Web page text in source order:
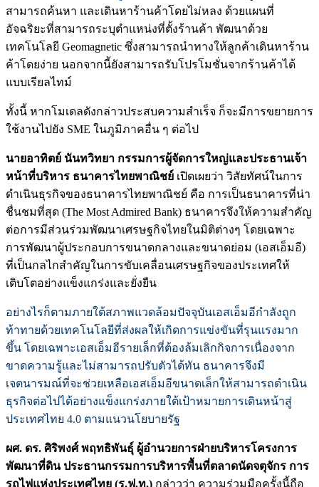
สามารถค้นหา และเดินหาร้านค้าโดยไม่หลง ด้วยแผนที่
อัจฉริยะที่สามารถระบุตำแหน่งที่ตั้งร้านค้า พัฒนาด้วย
เทคโนโลยี Geomagnetic ซึ่งสามารถนำทางให้ลูกค้าเดินหาร้าน
ค้าโดยง่าย นอกจากนี้ยังสามารถรับโปรโมชั่นจากร้านค้าได้
แบบเรียลไทม์
ทั้งนี้ หากโมเดลดังกล่าวประสบความสำเร็จ ก็จะมีการขยายการ
ใช้งานไปยัง SME ในภูมิภาคอื่น ๆ ต่อไป
นายอาทิตย์ นันทวิทยา กรรมการผู้จัดการใหญ่และประธานเจ้า
หน้าที่บริหาร ธนาคารไทยพาณิชย์ เปิดเผยว่า วิสัยทัศน์ในการ
ดำเนินธุรกิจของธนาคารไทยพาณิชย์ คือ การเป็นธนาคารที่น่า
ชื่นชมที่สุด (The Most Admired Bank) ธนาคารจึงให้ความสำคัญ
ต่อการมีส่วนร่วมพัฒนาเศรษฐกิจไทยในมิติต่างๆ โดยเฉพาะ
การพัฒนาผู้ประกอบการขนาดกลางและขนาดย่อม (เอสเอ็มอี)
ที่เป็นกลไกสำคัญในการขับเคลื่อนเศรษฐกิจของประเทศให้
เติบโตอย่างแข็งแกร่งและยั่งยืน
อย่างไรก็ตามภายใต้สภาพแวดล้อมปัจจุบันเอสเอ็มอีกำลังถูก
ท้าทายด้วยเทคโนโลยีที่ส่งผลให้เกิดการแข่งขันที่รุนแรงมาก
ขึ้น โดยเฉพาะเอสเอ็มอีรายเล็กที่ต้องล้มเลิกกิจการเนื่องจาก
ขาดความรู้และไม่สามารถปรับตัวได้ทัน ธนาคารจึงมี
เจตนารมณ์ที่จะช่วยเหลือเอสเอ็มอีขนาดเล็กให้สามารถดำเนิน
ธุรกิจต่อไปได้อย่างแข็งแกร่งภายใต้เป้าหมายการเดินหน้าสู่
ประเทศไทย 4.0 ตามแนวนโยบายรัฐ
ผศ. ดร. ศิริพงศ์ พฤทธิพันธุ์ ผู้อำนวยการฝ่ายบริหารโครงการ
พัฒนาที่ดิน ประธานกรรมการบริหารพื้นที่ตลาดนัดจตุจักร การ
รถไฟแห่งประเทศไทย (ร.ฟ.ท.) กล่าวว่า ความร่วมมือครั้งนี้ถือ